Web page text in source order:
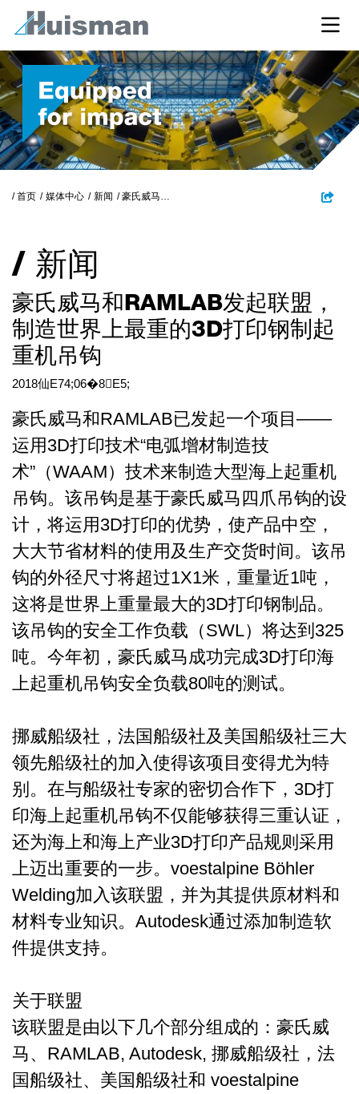
/ 首页 媒体中心 新闻 豪氏威马和ramlab发起联盟，制造世界上最重的3d打印钢制起重机吊钩
/ 新闻
豪氏威马和RAMLAB发起联盟，
制造世界上最重的3D打印钢制起
重机吊钩
2018仙E74;06�8𱒉E5;
豪氏威马和RAMLAB已发起一个项目——
运用3D打印技术“电弧增材制造技
术”（WAAM）技术来制造大型海上起重机
吊钩。该吊钩是基于豪氏威马四爪吊钩的设
计，将运用3D打印的优势，使产品中空，
大大节省材料的使用及生产交货时间。该吊
钩的外径尺寸将超过1X1米，重量近1吨，
这将是世界上重量最大的3D打印钢制品。
该吊钩的安全工作负载（SWL）将达到325
吨。今年初，豪氏威马成功完成3D打印海
上起重机吊钩安全负载80吨的测试。
挪威船级社，法国船级社及美国船级社三大
领先船级社的加入使得该项目变得尤为特
别。在与船级社专家的密切合作下，3D打
印海上起重机吊钩不仅能够获得三重认证，
还为海上和海上产业3D打印产品规则采用
上迈出重要的一步。voestalpine Böhler
Welding加入该联盟，并为其提供原材料和
材料专业知识。Autodesk通过添加制造软
件提供支持。
关于联盟
该联盟是由以下几个部分组成的：豪氏威
马、RAMLAB, Autodesk, 挪威船级社，法
国船级社、美国船级社和 voestalpine